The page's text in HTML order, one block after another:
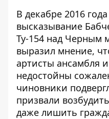
В декабре 2016
высказывание
Ту-154 над Черным
выразил мнение,
артисты ансамбля
недостойны
чиновники
призвали
даже лишить